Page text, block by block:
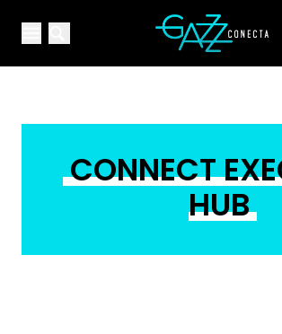
Open main menuYour Company
CONNECT
HUB